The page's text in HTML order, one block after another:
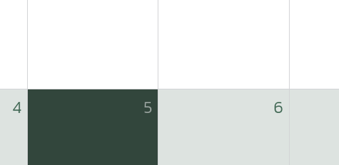
4 5 6